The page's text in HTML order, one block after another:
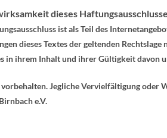
dieses
ist als Teil des
dieses Textes der geltenden
in ihrem Inhalt und ihrer Gültigkeit davon
Jegliche Vervielfältigung oder
e.V.